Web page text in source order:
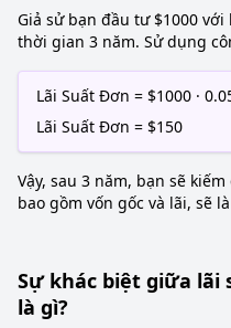
Giả sử bạn đầu tư $1000
thời gian 3 năm. Sử dụng
Lãi Suất Đơn = $1000 ·
Lãi Suất Đơn = $150
Vậy, sau 3 năm, bạn sẽ
bao gồm vốn gốc và lãi, sẽ
Sự khác biệt giữa lãi
là gì?